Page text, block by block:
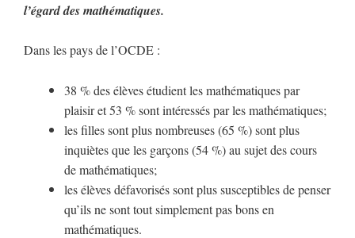
l’égard des mathématiques.
Dans les pays de l’OCDE :
38 % des élèves étudient les mathématiques par
plaisir et 53 % sont intéressés par les mathématiques;
les filles sont plus nombreuses (65 %) sont plus
inquiètes que les garçons (54 %) au sujet des cours
de mathématiques;
les élèves défavorisés sont plus susceptibles de penser
qu’ils ne sont tout simplement pas bons en
mathématiques.